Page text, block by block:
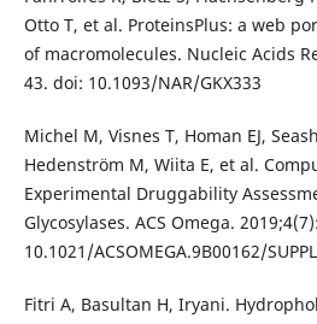
Otto T, et al. ProteinsPlus: a web
of macromolecules. Nucleic Acids
43. doi: 10.1093/NAR/GKX333
Michel M, Visnes T, Homan EJ,
Hedenström M, Wiita E, et al.
Experimental Druggability
Glycosylases. ACS Omega.
10.1021/ACSOMEGA.9B00162/
Fitri A, Basultan H, Iryani.